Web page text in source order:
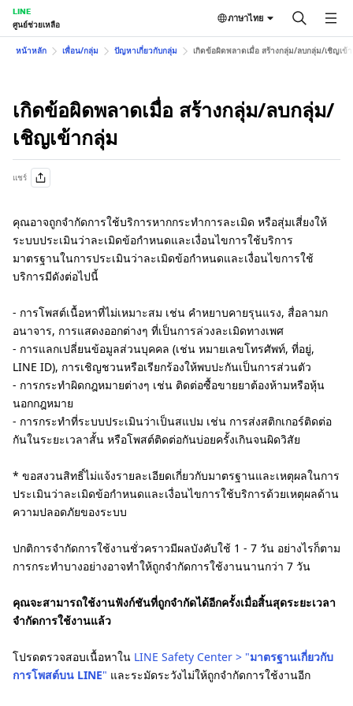
LINE
ศูนย์ช่วยเหลือ
ภาษาไทย
หน้าหลัก เพื่อน/กลุ่ม ปัญหาเกี่ยวกับกลุ่ม เกิดข้อผิดพลาดเมื่อ สร้างกลุ่ม/ลบกลุ่ม/เชิญเข้
เกิดข้อผิดพลาดเมื่อ สร้างกลุ่ม/ลบกลุ่ม/
เชิญเข้ากลุ่ม
แชร์
คุณอาจถูกจำกัดการใช้บริการหากกระทำการละเมิด หรือสุ่มเสี่ยงให้
ระบบประเมินว่าละเมิดข้อกำหนดและเงื่อนไขการใช้บริการ
มาตรฐานในการประเมินว่าละเมิดข้อกำหนดและเงื่อนไขการใช้
บริการมีดังต่อไปนี้
- การโพสต์เนื้อหาที่ไม่เหมาะสม เช่น คำหยาบคายรุนแรง, สื่อลามก
อนาจาร, การแสดงออกต่างๆ ที่เป็นการล่วงละเมิดทางเพศ
- การแลกเปลี่ยนข้อมูลส่วนบุคคล (เช่น หมายเลขโทรศัพท์, ที่อยู่,
LINE ID), การเชิญชวนหรือเรียกร้องให้พบปะกันเป็นการส่วนตัว
- การกระทำผิดกฎหมายต่างๆ เช่น ติดต่อซื้อขายยาต้องห้ามหรือหุ้น
นอกกฎหมาย
- การกระทำที่ระบบประเมินว่าเป็นสแปม เช่น การส่งสติกเกอร์ติดต่อ
กันในระยะเวลาสั้น หรือโพสต์ติดต่อกันบ่อยครั้งเกินจนผิดวิสัย
* ขอสงวนสิทธิ์ไม่แจ้งรายละเอียดเกี่ยวกับมาตรฐานและเหตุผลในการ
ประเมินว่าละเมิดข้อกำหนดและเงื่อนไขการใช้บริการด้วยเหตุผลด้าน
ความปลอดภัยของระบบ
ปกติการจำกัดการใช้งานชั่วคราวมีผลบังคับใช้ 1 - 7 วัน อย่างไรก็ตาม
การกระทำบางอย่างอาจทำให้ถูกจำกัดการใช้งานนานก​ว่า 7 วัน
คุณจะสามารถใช้งานฟังก์ชันที่ถูกจำกัดได้อีกครั้งเมื่อสิ้​นสุดระยะเวลา
จำกัดการใช้งานแล้ว
โปรดตรวจสอบเนื้อหาใน LINE Safety Center > "มาตรฐานเกี่ยวกับ
การโพสต์บน LINE" และระมัดระวังไม่ให้ถูกจำกัดการใช้งานอีก